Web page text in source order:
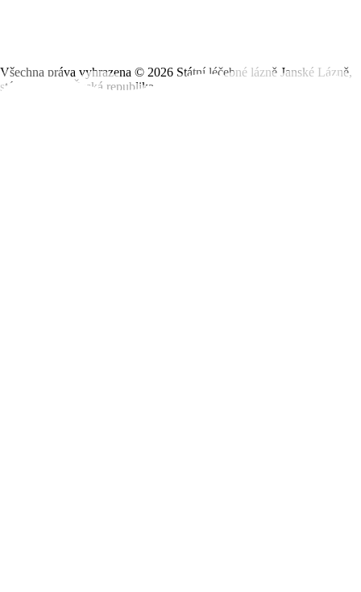
Všechna práva vyhrazena © 2026 Státní léčebné lázně Janské Lázně,
státní podnik, Česká republika